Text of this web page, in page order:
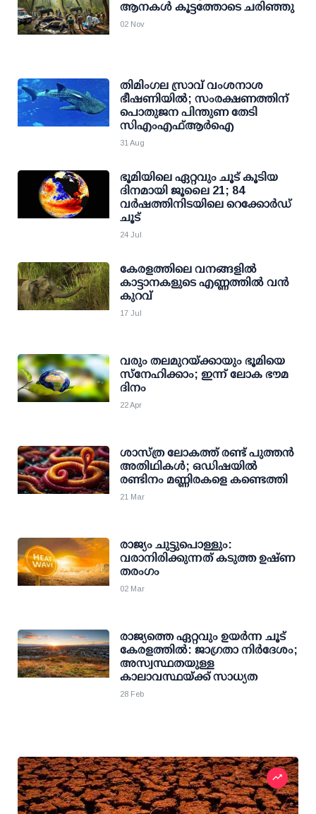
ആനകള്‍ കൂട്ടത്തോടെ ചരിഞ്ഞു
02 Nov
തിമിംഗല സ്രാവ് വംശനാശ
ഭീഷണിയില്‍; സംരക്ഷണത്തിന്
പൊതുജന പിന്തുണ തേടി
സിഎംഎഫ്ആര്‍ഐ
31 Aug
ഭൂമിയിലെ ഏറ്റവും ചൂട് കൂടിയ
ദിനമായി ജൂലൈ 21; 84
വര്‍ഷത്തിനിടയിലെ റെക്കോര്‍ഡ്
ചൂട്
24 Jul
കേരളത്തിലെ വനങ്ങളില്‍
കാട്ടാനകളുടെ എണ്ണത്തില്‍ വന്‍
കുറവ്
17 Jul
വരും തലമുറയ്ക്കായും ഭൂമിയെ
സ്‌നേഹിക്കാം; ഇന്ന് ലോക ഭൗമ
ദിനം
22 Apr
ശാസ്ത്ര ലോകത്ത് രണ്ട് പുത്തന്‍
അതിഥികള്‍; ഒഡിഷയില്‍
രണ്ടിനം മണ്ണിരകളെ കണ്ടെത്തി
21 Mar
രാജ്യം ചുട്ടുപൊള്ളും:
വരാനിരിക്കുന്നത് കടുത്ത ഉഷ്ണ
തരംഗം
02 Mar
രാജ്യത്തെ ഏറ്റവും ഉയര്‍ന്ന ചൂട്
കേരളത്തില്‍: ജാഗ്രതാ നിര്‍ദേശം;
അസ്വസ്ഥതയുള്ള
കാലാവസ്ഥയ്ക്ക് സാധ്യത
28 Feb